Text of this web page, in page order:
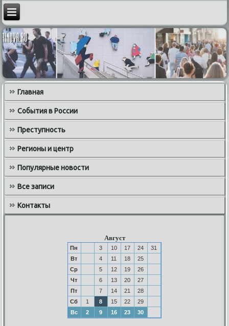
Главная
События в России
Преступность
Регионы и центр
Популярные новости
Все записи
Контакты
Август
Пн 3 10 17 24
31
Вт
4 11 18
25
Ср
5 12 19
26
Чт
6 13 20
27
Пт
7 14 21
28
Сб
1 8 15 22
29
Вс
2 9 16 23 30